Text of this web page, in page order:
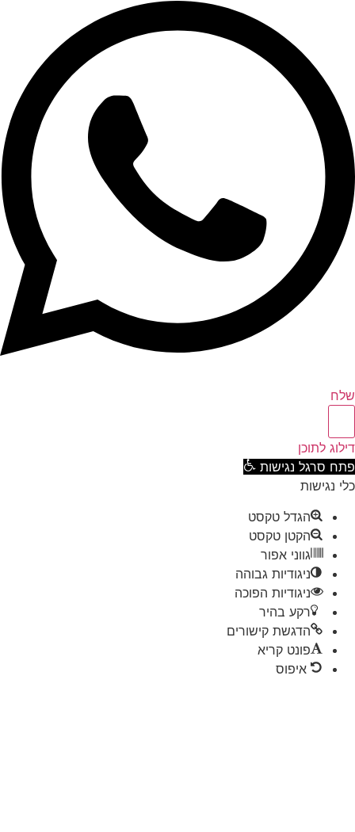
לתוכן
סרגל נגישות
נגישות
הגדל טקסט
הקטן טקסט
גווני אפור
ניגודיות גבוהה
ניגודיות הפוכה
רקע בהיר
הדגשת קישורים
פונט קריא
איפוס